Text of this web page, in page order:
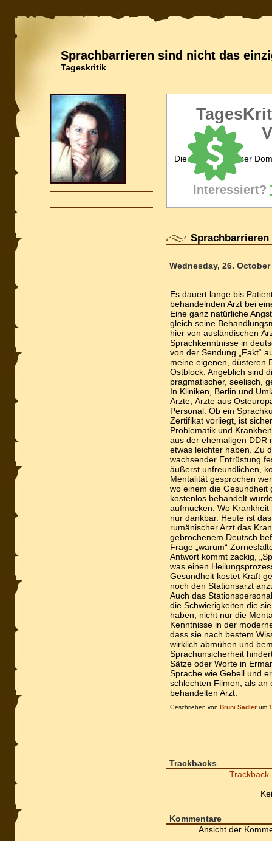
Sprachbarrieren sind nicht das
Tageskritik
Die Inhaberin dieser
Interessiert?
Wednesday, 26. October
Es dauert lange bis
behandelnden Arzt bei
Eine ganz natürliche
gleich seine
hier von ausländischen
Sprachkenntnisse in
von der Sendung „Fakt“
meine eigenen, düsteren
Ostblock. Angeblich sind
pragmatischer, seelisch,
In Kliniken, Berlin und
Ärzte, Ärzte aus
Personal. Ob ein
Zertifikat vorliegt, ist
Problematik und
aus der ehemaligen DDR
etwas leichter haben. Zu
wachsender Entrüstung
äußerst unfreundlichen,
Mentalität gesprochen
wo einem die Gesundheit
kostenlos behandelt
aufmucken. Wo
nur dankbar. Heute ist
rumänischer Arzt das
gebrochenem Deutsch
Frage „warum“
Antwort kommt zackig,
was einen
Gesundheit kostet Kraft
noch den Stationsarzt
Auch das
die Schwierigkeiten die
haben, nicht nur die
Kenntnisse in der
dass sie nach bestem
wirklich abmühen und
Sprachunsicherheit
Sätze oder Worte in
Sprache wie Gebell und
schlechten Filmen, als an
behandelten Arzt.
Geschrieben von Bruni Sadlerum
Trackbacks
Kommentare
Ansicht der